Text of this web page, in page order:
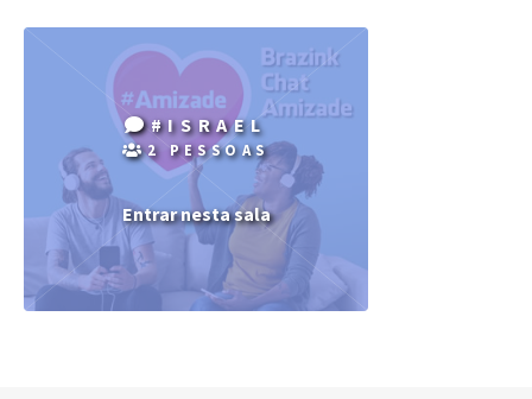
#ISRAEL
2 PESSOAS
Entrar nesta sala